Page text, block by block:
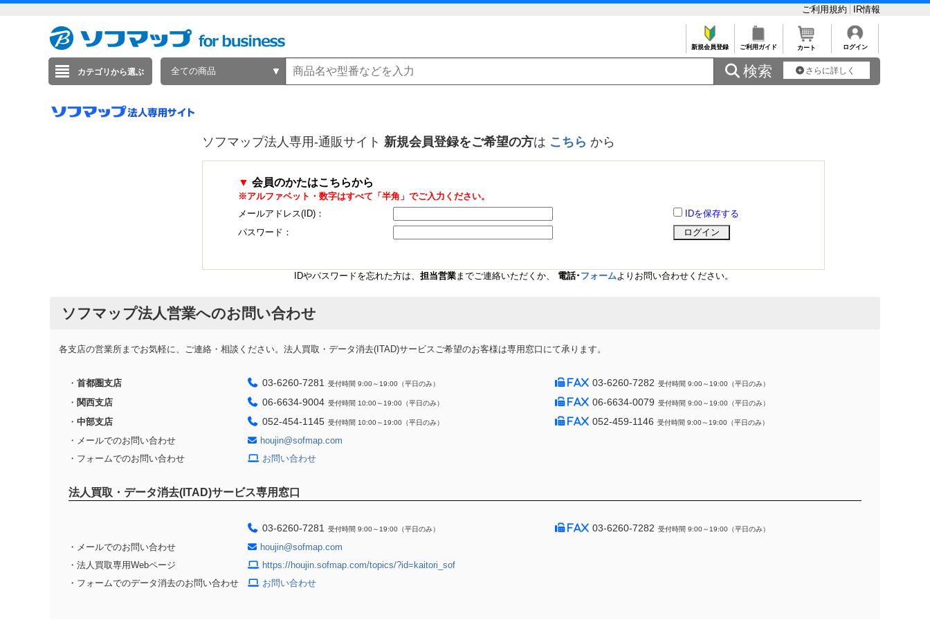
ご利用規約 IR情報
新規会員登録 ご利用ガイド カート ログイン
カテゴリから選ぶ 全ての商品  検索 さらに詳しく
ソフマップ法人専用-通販サイト 新規会員登録をご希望の方は こちら から
▼ 会員のかたはこちらから
※アルファベット・数字はすべて「半角」でご入力ください。
メールアドレス(ID)：
IDを保存する
パスワード：
IDやパスワードを忘れた方は、 担当営業までご連絡いただくか、 電話･ フォームよりお問い合わせください。
ソフマップ法人営業へのお問い合わせ
各支店の営業所までお気軽に、ご連絡・相談ください。法人買取・データ消去(ITAD)サービスご希望のお客様は専用窓口にて承ります。
・ 首都圏支店 03-6260-7281 受付時間 9:00～19:00（平日のみ） 03-6260-7282 受付時間 9:00～19:00（平日のみ）
・ 関西支店 06-6634-9004 受付時間 10:00～19:00（平日のみ） 06-6634-0079 受付時間 9:00～19:00（平日のみ）
・ 中部支店 052-454-1145 受付時間 10:00～19:00（平日のみ） 052-459-1146 受付時間 9:00～19:00（平日のみ）
・メールでのお問い合わせ
houjin@sofmap.com
・フォームでのお問い合わせ
お問い合わせ
法人買取・データ消去(ITAD)サービス専用窓口
03-6260-7281 受付時間 9:00～19:00（平日のみ） 03-6260-7282 受付時間 9:00～19:00（平日のみ）
・メールでのお問い合わせ
houjin@sofmap.com
・法人買取専用Webページ
https://houjin.sofmap.com/topics/?id=kaitori_sof
・フォームでのデータ消去のお問い合わせ
お問い合わせ